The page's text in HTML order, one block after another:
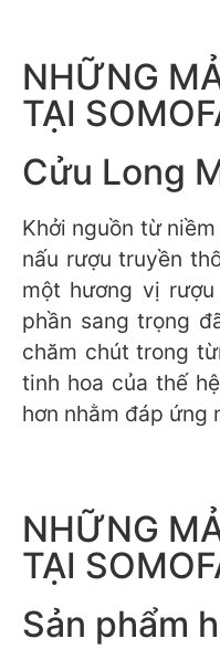
NHỮNG
TẠI
Cửu Long
Khởi nguồn từ
nấu rượu truyền
một hương vị
phần sang trọng
chăm chút trong
tinh hoa của thế
hơn nhằm đáp ứng
NHỮNG
TẠI
Sản phẩm